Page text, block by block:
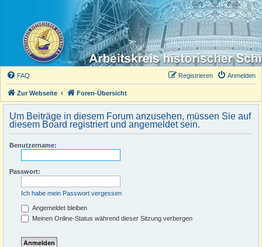
FAQ Anmelden
Registrieren
Zur Webseite Foren-Übersicht
Um Beiträge in diesem Forum anzusehen, müssen Sie auf
diesem Board registriert und angemeldet sein.
Benutzername:
Passwort:
Ich habe mein Passwort vergessen
Angemeldet bleiben
Meinen Online-Status während dieser Sitzung verbergen